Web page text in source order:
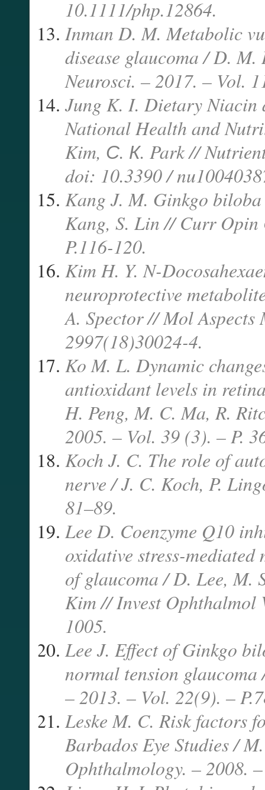
10.1111/php.12864.
Inman D. M. Metabolic
disease glaucoma / D.
Neurosci. – 2017. – Vol.
Jung K. I. Dietary Niacin
National Health and
Kim, С. К. Park //
doi: 10.3390 /
Kang J. M. Ginkgo
Kang, S. Lin // Curr
P.116-120.
Kim H. Y. N-
neuroprotective
A. Spector // Mol
2997(18)30024-4.
Ko M. L. Dynamic
antioxidant levels in
H. Peng, M. C. Ma, R.
2005. – Vol. 39 (3). – P.
Koch J. C. The role of
nerve / J. C. Koch, P.
81–89.
Lee D. Coenzyme Q10
oxidative stress-
of glaucoma / D. Lee, M.
Kim // Invest Ophthalmol
1005.
Lee J. Effect of Ginkgo
normal tension glaucoma
– 2013. – Vol. 22(9). –
Leske M. C. Risk factors
Barbados Eye Studies /
Ophthalmology. – 2008.